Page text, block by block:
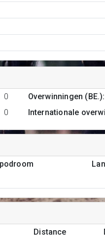
0
0
Overwinningen (BE.):
Internationale
Distance